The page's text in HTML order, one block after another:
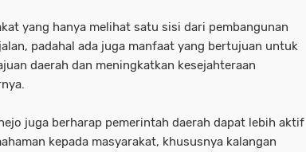
yang hanya melihat satu sisi dari pembangunan
padahal ada juga manfaat yang bertujuan untuk
daerah dan meningkatkan kesejahteraan
juga berharap pemerintah daerah dapat lebih aktif
kepada masyarakat, khususnya kalangan